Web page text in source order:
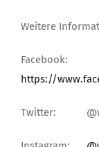
Weitere
Facebook:
https://
Twitter: